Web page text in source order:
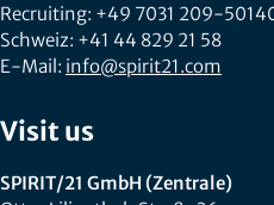
Recruiting: +49 7031 209-
Schweiz: +41 44 829 21 58
E-Mail: info@spirit21.com
Visit us
SPIRIT/21 GmbH (Zentrale)